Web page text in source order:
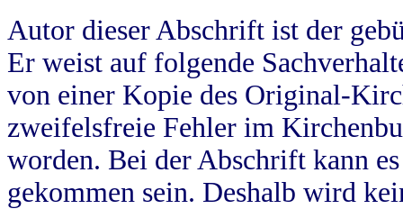
Autor dieser Abschrift ist der
Er weist auf folgende
von einer Kopie des Original-
zweifelsfreie Fehler im
worden. Bei der Abschrift kann
gekommen sein. Deshalb wird